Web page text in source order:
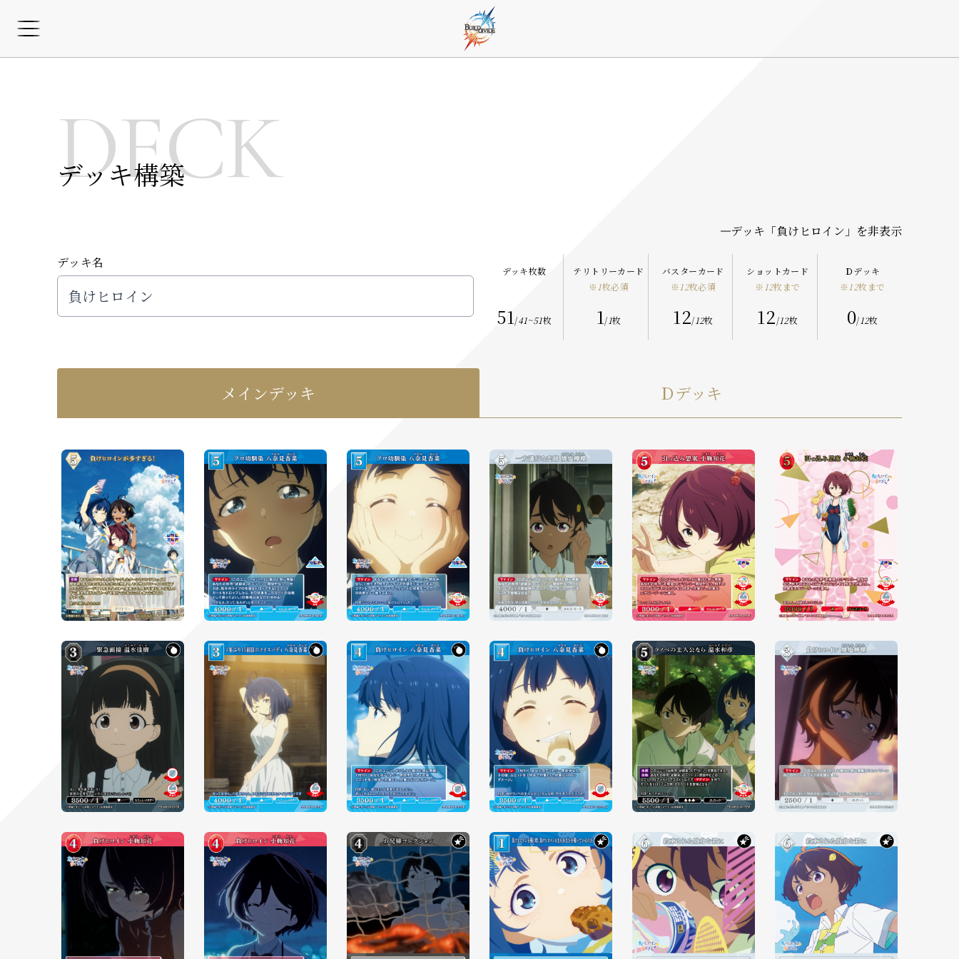
DECK
デッキ構築
デッキ「負けヒロイン 」を非表示
デッキ名
デッキ枚数
51/41~51枚
テリトリーカード
※ 1枚必須
1/ 1枚
バスターカード
※ 12枚必須
12/ 12枚
ショットカード
※ 12枚まで
12/12枚
Ｄデッキ
※ 12枚まで
0/ 12枚
メインデッキ Ｄデッキ